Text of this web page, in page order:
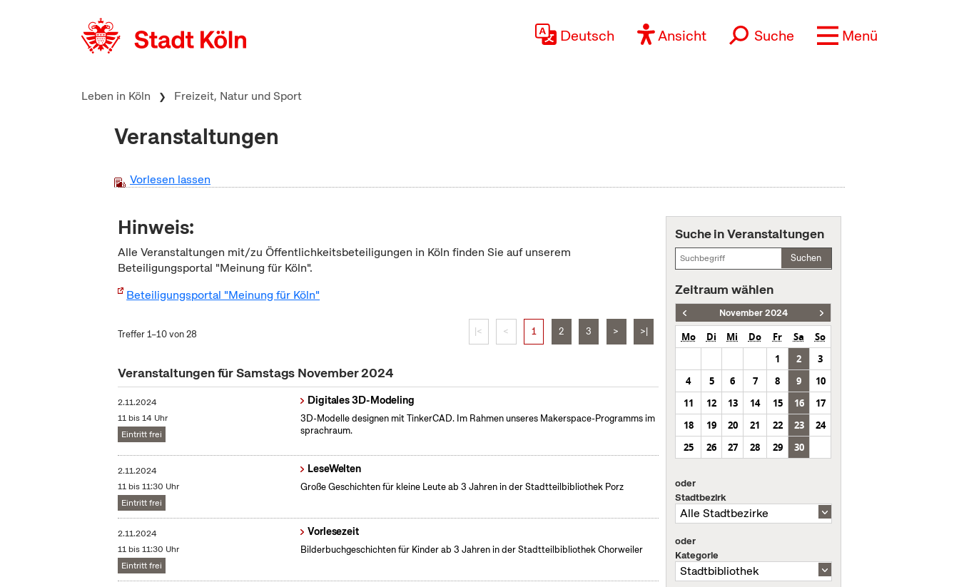
Deutsch Ansicht Suche Menü
Leben in Köln Freizeit, Natur und Sport
Veranstaltungen
Vorlesen lassen
Hinweis:
Alle Veranstaltungen mit/zu Öffentlichkeitsbeteiligungen in Köln finden Sie auf unserem
Beteiligungsportal "Meinung für Köln".
Beteiligungsportal "Meinung für Köln"
Treffer 1–10 von 28 |< < 1 2 3 > >|
Veranstaltungen für Samstags November 2024
2.11.2024
11 bis 14 Uhr
Eintritt frei
Digitales 3D-Modeling
3D-Modelle designen mit TinkerCAD. Im Rahmen unseres Makerspace-Programms im
sprachraum.
2.11.2024
11 bis 11:30 Uhr
Eintritt frei
LeseWelten
Große Geschichten für kleine Leute ab 3 Jahren in der Stadtteilbibliothek Porz
2.11.2024
11 bis 11:30 Uhr
Eintritt frei
Vorlesezeit
Bilderbuchgeschichten für Kinder ab 3 Jahren in der Stadtteilbibliothek Chorweiler
Suche in Veranstaltungen
Suchen
Zeitraum wählen
November 2024
Mo Di Mi Do Fr Sa
So
1
2
3
4
5 6 7 8 9
10
11
12 13 14 15 16
17
18
19 20 21 22 23
24
25
26 27 28 29 30
oder
Stadtbezirk
oder
Kategorie